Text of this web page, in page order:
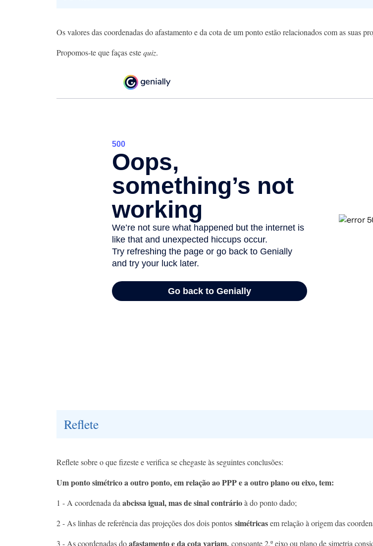
Os valores das coordenadas do afastamento e da cota de um ponto estão relacionados com as suas
Propomos-te que faças estequiz.
Reflete
Reflete sobre o que fizeste e verifica se chegaste às seguintes conclusões:
Um ponto simétrico a outro ponto, em relação ao PPP e a outro plano ou eixo, tem:
1 - A coordenada da abcissa igual, mas de sinal contrárioà do ponto dado;
2 - As linhas de referência das projeções dos dois pontos simétricasem relação à origem das
3 - As coordenadas doafastamento e da cota variam, consoante 2.º eixo ou plano de simetria